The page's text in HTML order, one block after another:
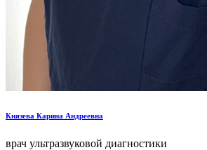
Князева Карина Андреевна
врач ультразвуковой диагностики